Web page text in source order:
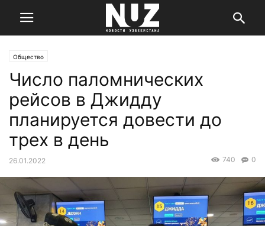
Общество
Число паломнических
рейсов в Джидду
планируется довести до
трех в день
26.01.2022 0
740